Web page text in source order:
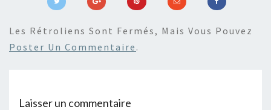
Les Rétroliens Sont Fermés, Mais Vous Pouvez
Poster Un Commentaire .
Laisser un commentaire